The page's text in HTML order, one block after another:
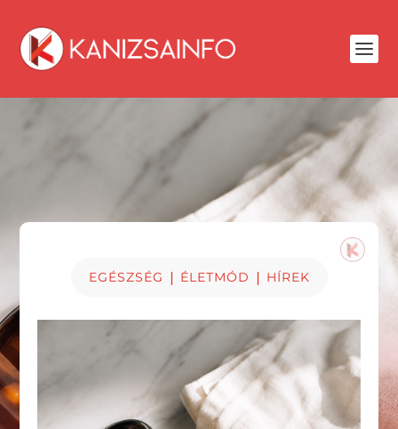
EGÉSZSÉG | ÉLETMÓD | HÍREK